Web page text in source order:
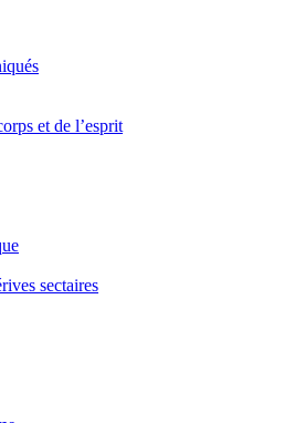
et de l’esprit
sectaires